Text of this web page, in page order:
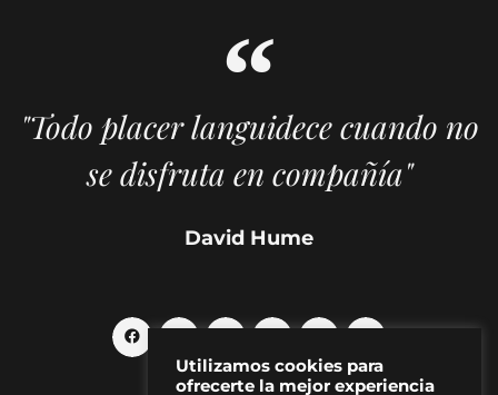
"Todo placer languidece cuando no
se disfruta en compañía"
David Hume
Utilizamos cookies para
ofrecerte la mejor experiencia